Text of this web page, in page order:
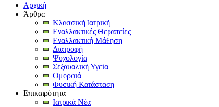
Αρχική
Άρθρα
Κλασσική Ιατρική
Εναλλακτικές Θεραπείες
Εναλλακτική Μάθηση
Διατροφή
Ψυχολογία
Σεξουαλική Υγεία
Ομορφιά
Φυσική Κατάσταση
Επικαιρότητα
Ιατρικά Νέα